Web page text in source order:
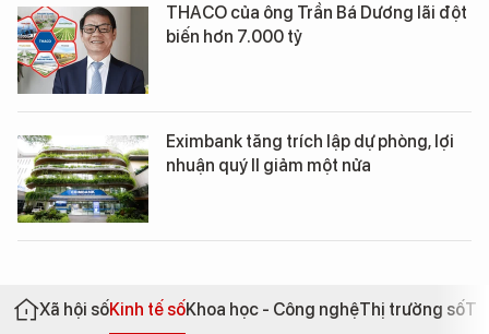
THACO của ông Trần Bá Dương lãi đột
biến hơn 7.000 tỷ
Eximbank tăng trích lập dự phòng, lợi
nhuận quý II giảm một nửa
Xã hội sốKinh tế sốKhoa học - Công nghệThị trường số